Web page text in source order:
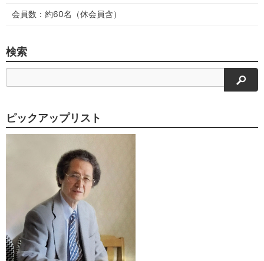
会員数：約60名（休会員含）
検索
検索
ピックアップリスト